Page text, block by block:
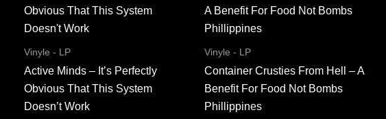
Vinyle - LP
Active Minds – It’s Perfectly
Obvious That This System
Doesn’t Work
Vinyle - LP
Container Crusties From Hell – A
Benefit For Food Not Bombs
Phillippines